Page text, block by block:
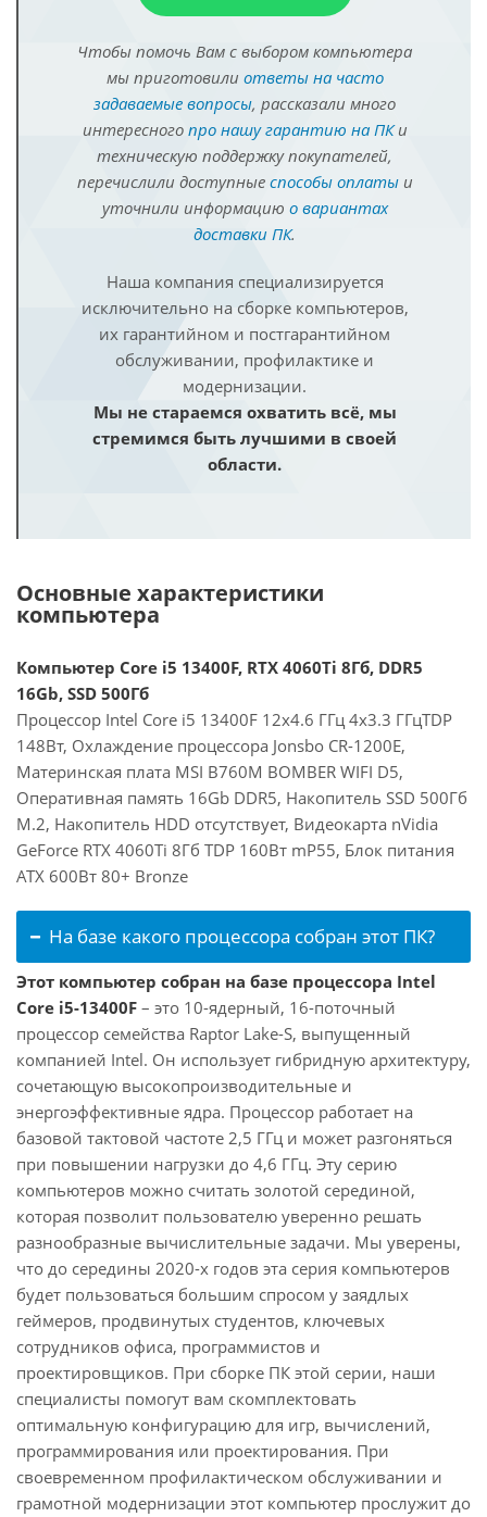
Чтобы помочь Вам с выбором компьютера
мы приготовили ответы на часто
задаваемые вопросы, рассказали много
интересного про нашу гарантию на ПКи
техническую поддержку покупателей,
перечислили доступные способы оплатыи
уточнили информацию о вариантах
доставки ПК.
Наша компания специализируется
исключительно на сборке компьютеров,
их гарантийном и постгарантийном
обслуживании, профилактике и
модернизации.
Мы не стараемся охватить всё, мы
стремимся быть лучшими в своей
области.
Основные характеристики
компьютера
Компьютер Core i5 13400F, RTX 4060Ti 8Гб, DDR5
16Gb, SSD 500Гб
Процессор Intel Core i5 13400F 12x4.6 ГГц 4x3.3 ГГцTDP
148Вт, Охлаждение процессора Jonsbo CR-1200E,
Материнская плата MSI B760M BOMBER WIFI D5,
Оперативная память 16Gb DDR5, Накопитель SSD 500Гб
M.2, Накопитель HDD отсутствует, Видеокарта nVidia
GeForce RTX 4060Ti 8Гб TDP 160Вт mP55, Блок питания
ATX 600Вт 80+ Bronze
На базе какого процессора собран этот ПК?
Этот компьютер собран на базе процессора Intel
Core i5-13400F – это 10-ядерный, 16-поточный
процессор семейства Raptor Lake-S, выпущенный
компанией Intel. Он использует гибридную архитектуру,
сочетающую высокопроизводительные и
энергоэффективные ядра. Процессор работает на
базовой тактовой частоте 2,5 ГГц и может разгоняться
при повышении нагрузки до 4,6 ГГц. Эту серию
компьютеров можно считать золотой серединой,
которая позволит пользователю уверенно решать
разнообразные вычислительные задачи. Мы уверены,
что до середины 2020-х годов эта серия компьютеров
будет пользоваться большим спросом у заядлых
геймеров, продвинутых студентов, ключевых
сотрудников офиса, программистов и
проектировщиков. При сборке ПК этой серии, наши
специалисты помогут вам скомплектовать
оптимальную конфигурацию для игр, вычислений,
программирования или проектирования. При
своевременном профилактическом обслуживании и
грамотной модернизации этот компьютер прослужит до